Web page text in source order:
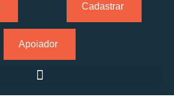
Cadastrar
Apoiador